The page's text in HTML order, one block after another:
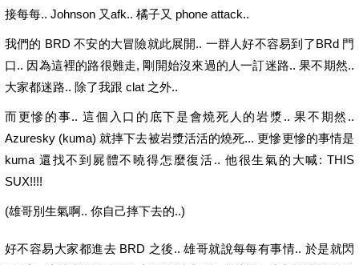
接每每.. Johnson 又afk.. 橘子又 phone attack..
我們的 BRD 不安的大冒險就此展開.. 一群人好不容易到了BRd 門
口.. 因為這裡的路很難走, 剛開始沒來過的人一訂迷路.. 果不期然..
大家都迷路.. 除了我跟 clat 之外..
而更慘的事.. 這個入口的底下是會燒死人的岩漿.. 果不期然..
Azuresky (kuma) 就摔下去被岩漿活活的燒死... 更慘更慘的事情是
kuma 還找不到屍體不曉得怎麼復活.. 他很生氣的大喊: THIS
SUX!!!!
(雄哥別生氣啊.. 你自己摔下去的..)
好不容易大家都進去 BRD 之後.. 雄哥就說每每有事情.. 於是就閃